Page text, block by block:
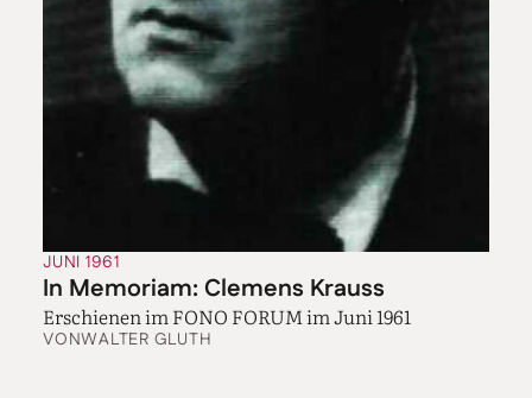
JUNI 1961
In Memoriam: Clemens Krauss
Erschienen im FONO FORUM im Juni 1961
VONWALTER GLUTH